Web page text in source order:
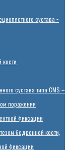
сустава −
кости
сустава типа CMS –
поражении
фиксации
бедренной кости,
фиксации